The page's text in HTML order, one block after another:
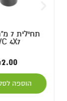
4X7
2.00
הוספה